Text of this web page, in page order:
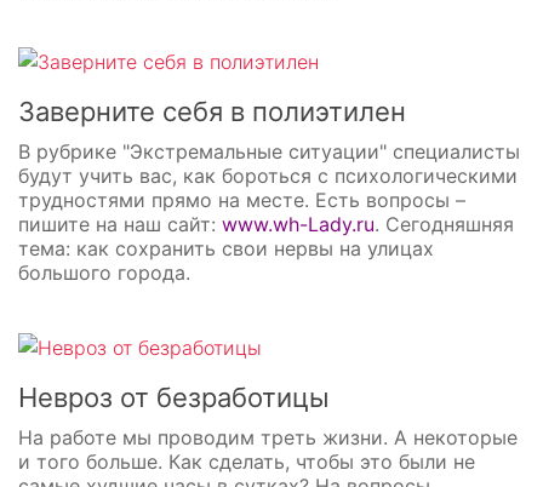
Заверните себя в полиэтилен
В рубрике "Экстремальные ситуации" специалисты
будут учить вас, как бороться с психологическими
трудностями прямо на месте. Есть вопросы –
пишите на наш сайт: www.wh-Lady.ru. Сегодняшняя
тема: как сохранить свои нервы на улицах
большого города.
Невроз от безработицы
На работе мы проводим треть жизни. А некоторые
и того больше. Как сделать, чтобы это были не